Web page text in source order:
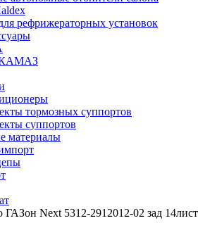
рефрижераторных установок
КАМАЗ
тормозных суппортов
суппортов
материалы
ГАЗон Next 5312-2912012-02 зад